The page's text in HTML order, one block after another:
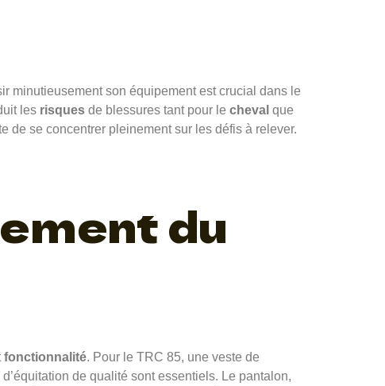
minutieusement son équipement est crucial dans le
les risques de blessures tant pour le cheval que
de se concentrer pleinement sur les défis à relever.
du
fonctionnalité. Pour le TRC 85, une veste de
de qualité sont essentiels. Le pantalon,